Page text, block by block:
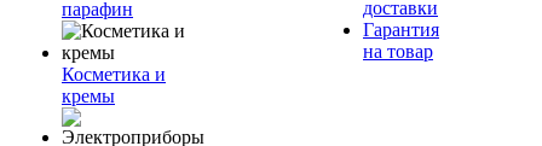
парафин
Косметика и
кремы
доставки
Гарантия
на товар